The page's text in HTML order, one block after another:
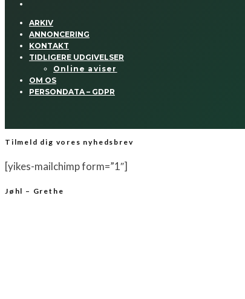
ARKIV
ANNONCERING
KONTAKT
TIDLIGERE UDGIVELSER
Online aviser
OM OS
PERSONDATA – GDPR
Tilmeld dig vores nyhedsbrev
[yikes-mailchimp form=”1″]
Jøhl – Grethe